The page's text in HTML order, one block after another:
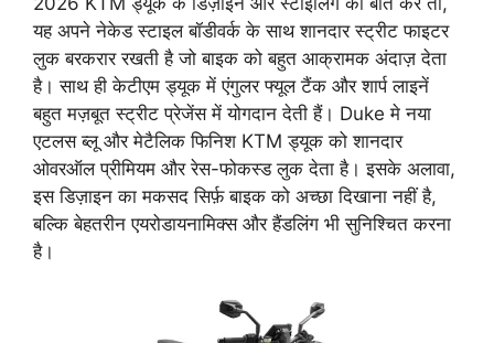
यह अपने नेकेड स्टाइल बॉडीवर्क के साथ शानदार स्ट्रीट फाइटर
लुक बरकरार रखती है जो बाइक को बहुत आक्रामक अंदाज़ देता
है। साथ ही केटीएम ड्यूक में एंगुलर फ्यूल टैंक और शार्प लाइनें
बहुत मज़बूत स्ट्रीट प्रेजेंस में योगदान देती हैं। Duke मे नया
एटलस ब्लू और मेटैलिक फिनिश KTM ड्यूक को शानदार
ओवरऑल प्रीमियम और रेस-फोकस्ड लुक देता है। इसके अलावा,
इस डिज़ाइन का मकसद सिर्फ़ बाइक को अच्छा दिखाना नहीं है,
बल्कि बेहतरीन एयरोडायनामिक्स और हैंडलिंग भी सुनिश्चित करना
है।